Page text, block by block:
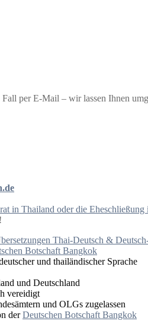
per E-Mail – wir lassen Ihnen
in Thailand oder die Eheschließung
Thai-Deutsch &
Botschaft Bangkok
und thailändischer Sprache
und Deutschland
vereidigt
und OLGs zugelassen
derDeutschen Botschaft Bangkok